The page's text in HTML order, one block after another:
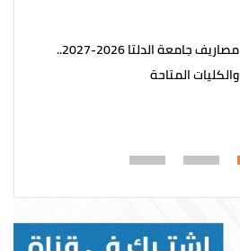
مصاريف جامعة الدلتا 2026-2027..
والكليات المتاحة